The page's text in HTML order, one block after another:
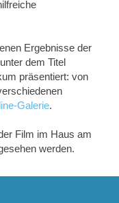
Ergebnisse der
dem Titel
präsentiert: von
Galerie.
Film im Haus am
werden.